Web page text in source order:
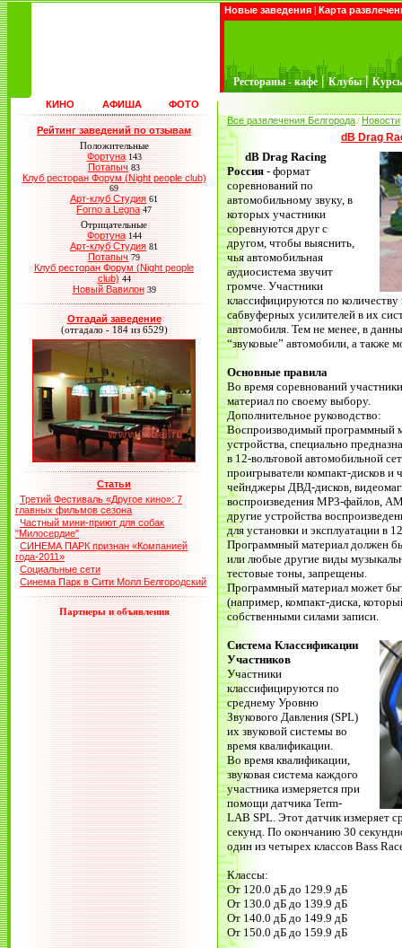
Новые заведения | Карта
Рестораны - кафе | Клубы |
КИНО АФИША ФОТО
Рейтинг заведений по отзывам
Положительные
Фортуна 143
Потапыч 83
Клуб ресторан Форум (Night people club)
69
Арт-клуб Студия 61
Forno a Legna 47
Отрицательные
Фортуна 144
Арт-клуб Студия 81
Потапыч 79
Клуб ресторан Форум (Night people
club) 44
Новый Вавилон 39
Отгадай заведение
(отгадало - 184 из 6529)
Статьи
Третий Фестиваль «Другое кино»: 7
главных фильмов сезона
Частный мини-приют для собак
"Милосердие"
СИНЕМА ПАРК признан «Компанией
года-2011»
Социальные сети
Синема Парк в Сити Молл Белгородский
Партнеры и объявления
Все развлечения Белгорода / Новости
dB Drag
dB Drag Racing
Россия - формат
соревнований по
автомобильному звуку, в
которых участники
соревнуются друг с
другом, чтобы выяснить,
чья автомобильная
аудиосистема звучит
громче. Участники
классифицируются по
сабвуферных усилителей в их
автомобиля. Тем не менее, в
“звуковые” автомобили, а также
Основные правила
Во время соревнований
материал по своему выбору.
Дополнительное руководство:
Воспроизводимый программный
устройства, специально
в 12-вольтовой автомобильной
проигрыватели компакт-дисков
чейнджеры ДВД-дисков,
воспроизведения MP3-файлов,
другие устройства
для установки и эксплуатации в
Программный материал должен
или любые другие виды
тестовые тоны, запрещены.
Программный материал может
(например, компакт-диска,
собственными силами записи.
Система Классификации
Участников
Участники
классифицируются по
среднему Уровню
Звукового Давления (SPL)
их звуковой системы во
время квалификации.
Во время квалификации,
звуковая система каждого
участника измеряется при
помощи датчика Term-
LAB SPL. Этот датчик измеряет
секунд. По окончанию 30
один из четырех классов Bass
Классы:
От 120.0 дБ до 129.9 дБ
От 130.0 дБ до 139.9 дБ
От 140.0 дБ до 149.9 дБ
От 150.0 дБ до 159.9 дБ